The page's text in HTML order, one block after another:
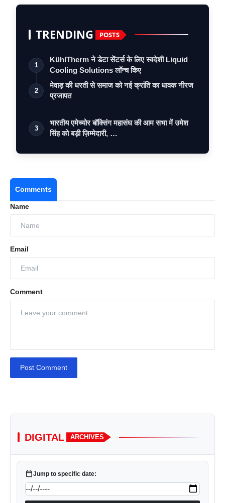
TRENDING POSTS
1
KühlTherm ने डेटा सेंटर्स के लिए स्वदेशी Liquid
Cooling Solutions लॉन्च किए
2
मेवाड़ की धरती से समाज को नई क्रांति का धावक नीरज
प्रजापत
3
भारतीय एमेच्योर बॉक्सिंग महासंघ की आम सभा में उमेश
सिंह को बड़ी ज़िम्मेदारी, …
Comments
Name
Email
Comment
Post Comment
DIGITAL ARCHIVES
calendar_todayJump to specific date: